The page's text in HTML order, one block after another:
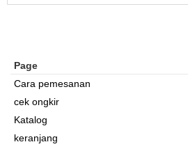
Page
Cara pemesanan
cek ongkir
Katalog
keranjang